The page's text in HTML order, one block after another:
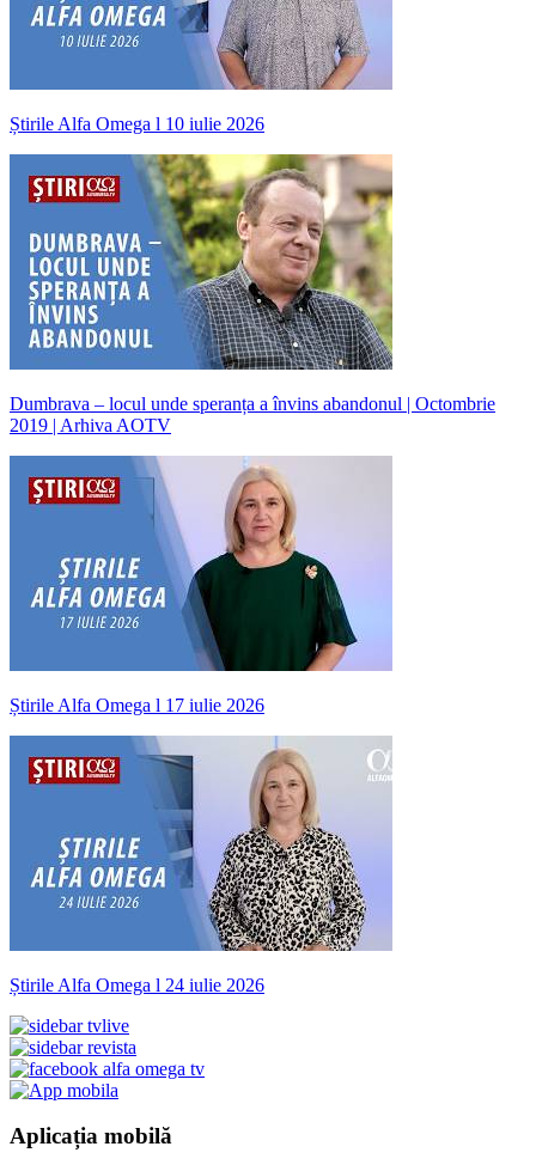
Știrile Alfa Omega l 10 iulie 2026
Dumbrava – locul unde speranța a învins abandonul | Octombrie
2019 | Arhiva AOTV
Știrile Alfa Omega l 17 iulie 2026
Știrile Alfa Omega l 24 iulie 2026
Aplicația mobilă